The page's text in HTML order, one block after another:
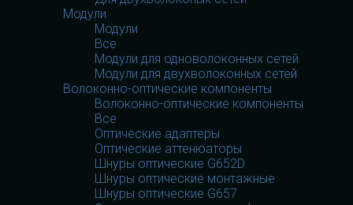
Модули
Модули
Все
Модули для одноволоконных сетей
Модули для двухволоконных сетей
Волоконно-оптические компоненты
Волоконно-оптические компоненты
Все
Оптические адаптеры
Оптические аттенюаторы
Шнуры оптические G652D
Шнуры оптические монтажные
Шнуры оптические G657